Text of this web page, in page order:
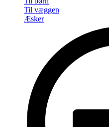
Til væggen
Æsker